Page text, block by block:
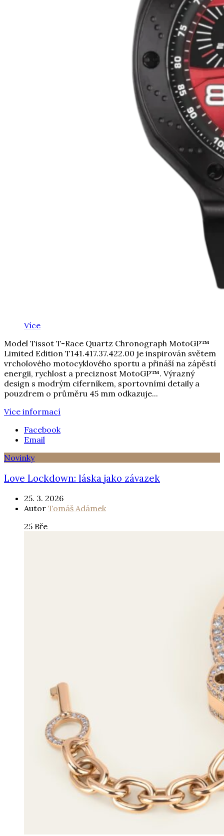
Více
Model Tissot T-Race Quartz Chronograph MotoGP™
Limited Edition T141.417.37.422.00 je inspirován světem
vrcholového motocyklového sportu a přináší na zápěstí
energii, rychlost a preciznost MotoGP™. Výrazný
design s modrým ciferníkem, sportovními detaily a
pouzdrem o průměru 45 mm odkazuje...
Více informací
Facebook
Email
Novinky
Love Lockdown: láska jako závazek
25. 3. 2026
Autor Tomáš Adámek
25 Bře